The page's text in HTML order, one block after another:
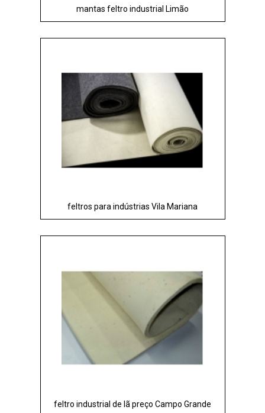
mantas feltro industrial Limão
feltros para indústrias Vila Mariana
feltro industrial de lã preço Campo Grande